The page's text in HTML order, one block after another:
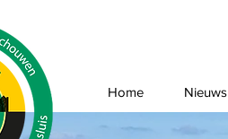
Home Nieuws